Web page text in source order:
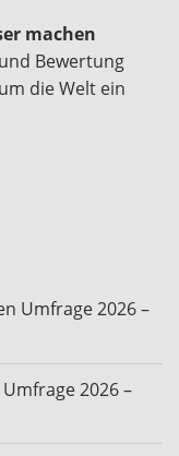
machen
Bewertung
die Welt ein
Umfrage 2026 –
2026 –